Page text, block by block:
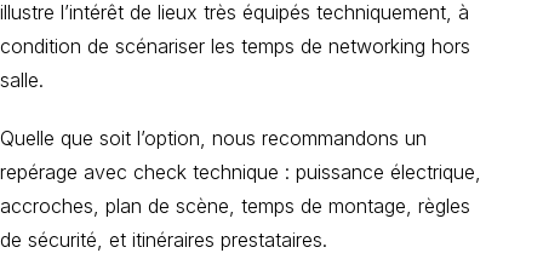
illustre l’intérêt de lieux très équipés techniquement, à
condition de scénariser les temps de networking hors
salle.
Quelle que soit l’option, nous recommandons un
repérage avec check technique : puissance électrique,
accroches, plan de scène, temps de montage, règles
de sécurité, et itinéraires prestataires.